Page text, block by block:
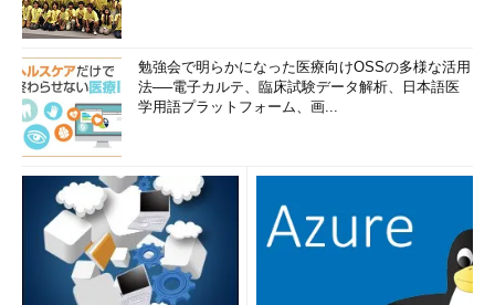
勉強会で明らかになった医療向けOSSの多様な活用
法──電子カルテ、臨床試験データ解析、日本語医
学用語プラットフォーム、画...